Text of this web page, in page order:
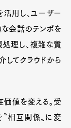
用し、ユーザー
会話のテンポを
理し、複雑な質
てクラウドから
値を変える。受
相互関係〟に変